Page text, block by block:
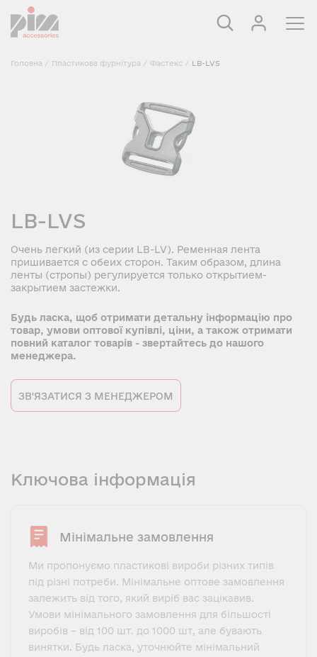
Головна / Пластикова фурнітура / Фастекс / LB-LVS
LB-LVS
Очень легкий (из серии LB-LV). Ременная лента
пришивается с обеих сторон. Таким образом, длина
ленты (стропы) регулируется только открытием-
закрытием застежки.
Будь ласка, щоб отримати детальну інформацію про
товар, умови оптової купівлі, ціни, а також отримати
повний каталог товарів - звертайтесь до нашого
менеджера.
ЗВ'ЯЗАТИСЯ З МЕНЕДЖЕРОМ
Ключова інформація
Мінімальне замовлення
Ми пропонуємо пластикові вироби різних типів
під різні потреби. Мінімальне оптове замовлення
залежить від того, який виріб вас зацікавив.
Умови мінімального замовлення для більшості
виробів – від 100 шт. до 1000 шт, але бувають
винятки. Будь ласка, уточнюйте мінімальний